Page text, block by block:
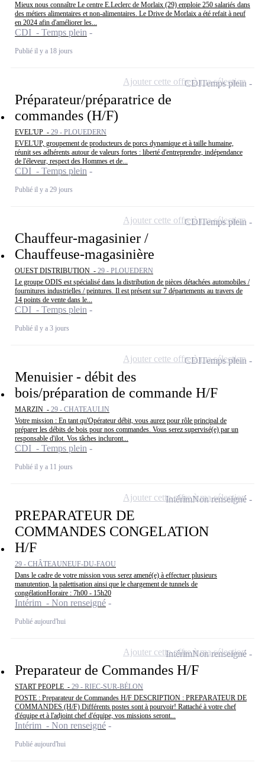
Mieux nous connaître Le centre E.Leclerc de Morlaix (29) emploie 250 salariés dans
des métiers alimentaires et non-alimentaires. Le Drive de Morlaix a été refait à neuf
en 2024 afin d'améliorer les...
CDI - Temps plein
Publié il y a 18 jours
Préparateur/préparatrice de
commandes (H/F)
EVEL'UP - 29 - PLOUEDERN
EVEL'UP, groupement de producteurs de porcs dynamique et à taille humaine,
réunit ses adhérents autour de valeurs fortes : liberté d'entreprendre, indépendance
de l'éleveur, respect des Hommes et de...
CDI - Temps plein
Publié il y a 29 jours
CDITemps plein
Ajouter cette offre à ma sélection
Chauffeur-magasinier /
Chauffeuse-magasinière
OUEST DISTRIBUTION - 29 - PLOUEDERN
Le groupe ODIS est spécialisé dans la distribution de pièces détachées automobiles /
fournitures industrielles / peintures. Il est présent sur 7 départements au travers de
14 points de vente dans le...
CDI - Temps plein
Publié il y a 3 jours
CDITemps plein
Ajouter cette offre à ma sélection
Menuisier - débit des
bois/préparation de commande H/F
MARZIN - 29 - CHATEAULIN
Votre mission : En tant qu'Opérateur débit, vous aurez pour rôle principal de
préparer les débits de bois pour nos commandes. Vous serez supervisé(e) par un
responsable d'ilot. Vos tâches incluront...
CDI - Temps plein
Publié il y a 11 jours
CDITemps plein
Ajouter cette offre à ma sélection
PREPARATEUR DE
COMMANDES CONGELATION
H/F
29 - CHÂTEAUNEUF-DU-FAOU
Dans le cadre de votre mission vous serez amené(e) à effectuer plusieurs
manutention, la palettisation ainsi que le chargement de tunnels de
congélationHoraire : 7h00 - 15h20
Intérim - Non renseigné
Publié aujourd'hui
IntérimNon renseigné
Ajouter cette offre à ma sélection
Preparateur de Commandes H/F
START PEOPLE - 29 - RIEC-SUR-BÉLON
POSTE : Preparateur de Commandes H/F DESCRIPTION : PREPARATEUR DE
COMMANDES (H/F) Différents postes sont à pourvoir! Rattaché à votre chef
d'équipe et à l'adjoint chef d'équipe, vos missions seront...
Intérim - Non renseigné
Publié aujourd'hui
IntérimNon renseigné
Ajouter cette offre à ma sélection